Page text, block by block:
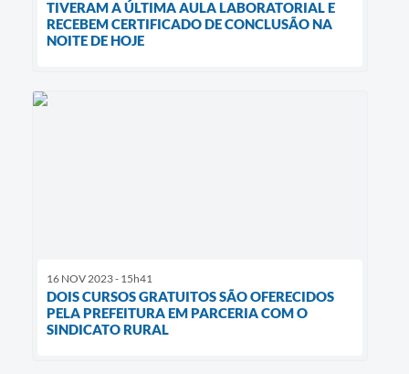
TIVERAM A ÚLTIMA AULA LABORATORIAL E
RECEBEM CERTIFICADO DE CONCLUSÃO NA
NOITE DE HOJE
16 NOV 2023 - 15h41
DOIS CURSOS GRATUITOS SÃO OFERECIDOS
PELA PREFEITURA EM PARCERIA COM O
SINDICATO RURAL